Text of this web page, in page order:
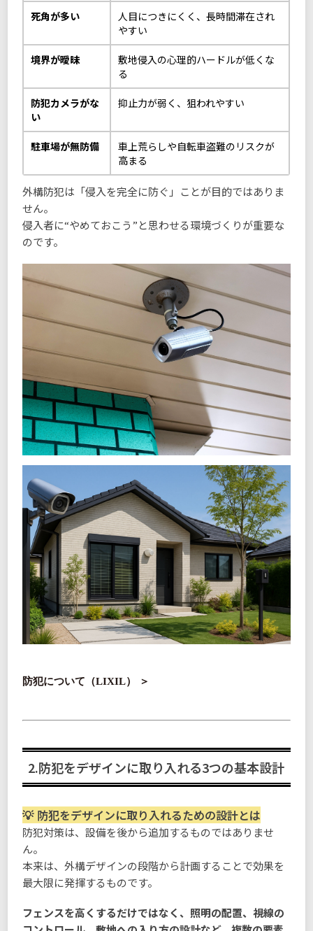
死角が多い
人目につきにくく、長時間滞在され
やすい
境界が曖昧
敷地侵入の心理的ハードルが低くな
る
防犯カメラがな
い
抑止力が弱く、狙われやすい
駐車場が無防備
車上荒らしや自転車盗難のリスクが
高まる
外構防犯は「侵入を完全に防ぐ」ことが目的ではありま
せん。
侵入者に“やめておこう”と思わせる環境づくりが重要な
のです。
防犯について（LIXIL） ＞
2.防犯をデザインに取り入れる3つの基本設計
防犯をデザインに取り入れるための設計とは
防犯対策は、設備を後から追加するものではありませ
ん。
本来は、外構デザインの段階から計画することで効果を
最大限に発揮するものです。
フェンスを高くするだけではなく、照明の配置、視線の